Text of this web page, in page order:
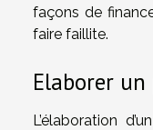
façons de
faire faillite.
Elaborer
L’élaboration